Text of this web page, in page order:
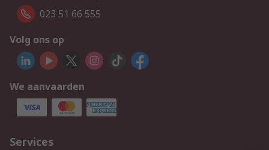
023 51 66 555
Volg ons op
We aanvaarden
Services